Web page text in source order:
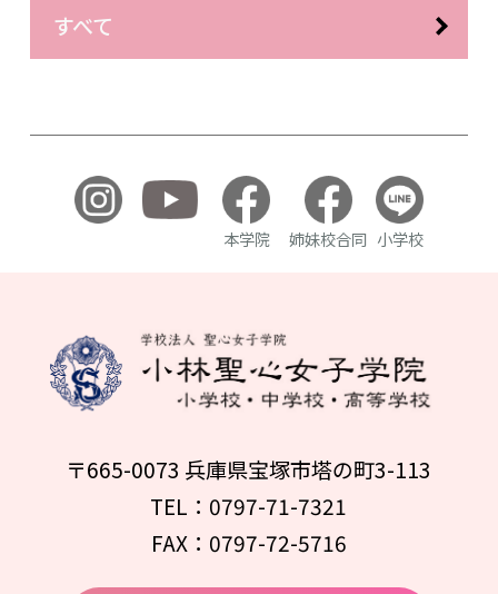
すべて
本学院 姉妹校合同 小学校
〒665-0073 兵庫県宝塚市塔の町3-113
TEL：0797-71-7321
FAX：0797-72-5716